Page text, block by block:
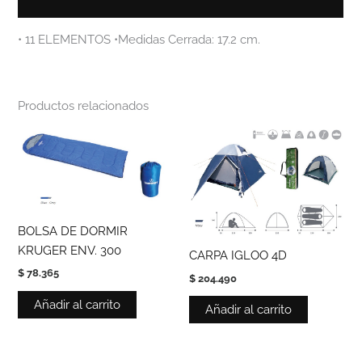
• 11 ELEMENTOS •Medidas Cerrada: 17.2 cm.
Productos relacionados
BOLSA DE DORMIR
KRUGER ENV. 300
$ 78.365
Añadir al carrito
CARPA IGLOO 4D
$ 204.490
Añadir al carrito